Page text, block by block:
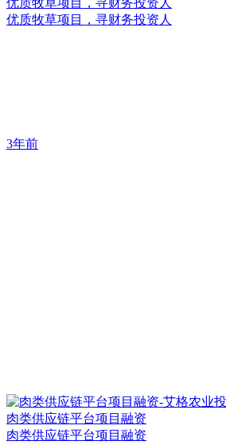
优质牧草项目，寻财务投资人
优质牧草项目，寻财务投资人
3年前
肉类供应链平台项目融资
肉类供应链平台项目融资